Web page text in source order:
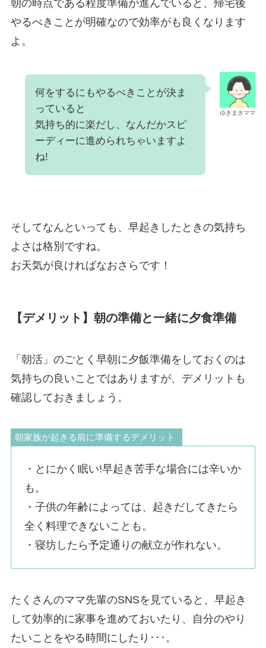
朝の時点である程度準備が進んでいると、帰宅後
やるべきことが明確なので効率がも良くなります
よ。
ゆきまきママ
何をするにもやるべきことが決ま
っていると
気持ち的に楽だし、なんだかスピ
ーディーに進められちゃいますよ
ね!
そしてなんといっても、早起きしたときの気持ち
よさは格別ですね。
お天気が良ければなおさらです！
【デメリット】朝の準備と一緒に夕食準備
「朝活」のごとく早朝に夕飯準備をしておくのは
気持ちの良いことではありますが、デメリットも
確認しておきましょう。
朝家族が起きる前に準備するデメリット
・とにかく眠い!早起き苦手な場合には辛いか
も。
・子供の年齢によっては、起きだしてきたら
全く料理できないことも。
・寝坊したら予定通りの献立が作れない。
たくさんのママ先輩のSNSを見ていると、早起き
して効率的に家事を進めておいたり、自分のやり
たいことをやる時間にしたり･･･。